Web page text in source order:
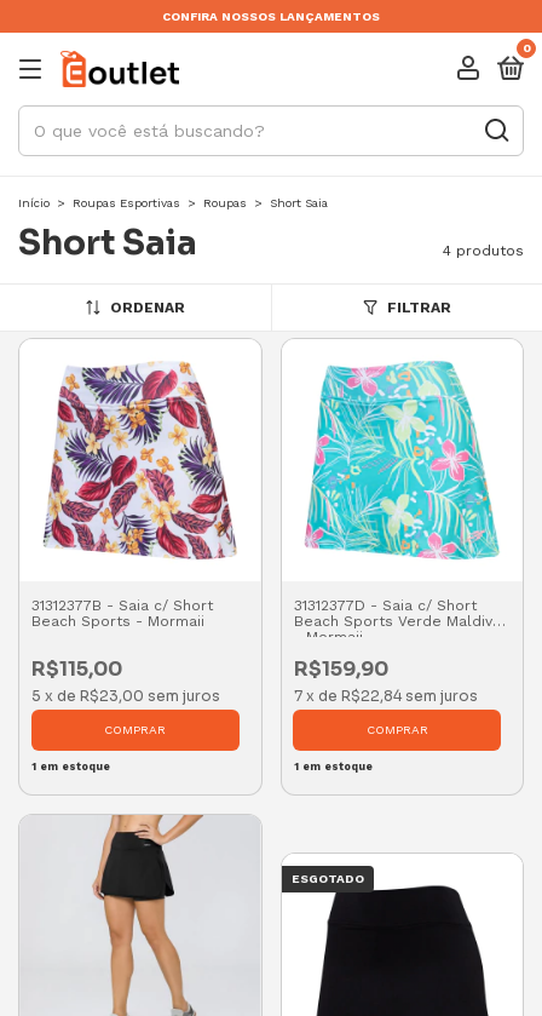
CONFIRA NOSSOS LANÇAMENTOS
0
Início > Roupas Esportivas > Roupas > Short Saia
Short Saia 4 produtos
ORDENAR FILTRAR
31312377B - Saia c/ Short
Beach Sports - Mormaii
R$115,00
5 x de R$23,00 sem juros
COMPRAR
1 em estoque
31312377D - Saia c/ Short
Beach Sports Verde Maldivas
- Mormaii
R$159,90
7 x de R$22,84 sem juros
COMPRAR
1em estoque
ESGOTADO